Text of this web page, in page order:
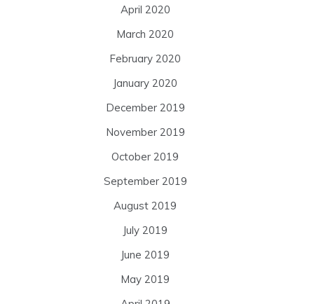
April 2020
March 2020
February 2020
January 2020
December 2019
November 2019
October 2019
September 2019
August 2019
July 2019
June 2019
May 2019